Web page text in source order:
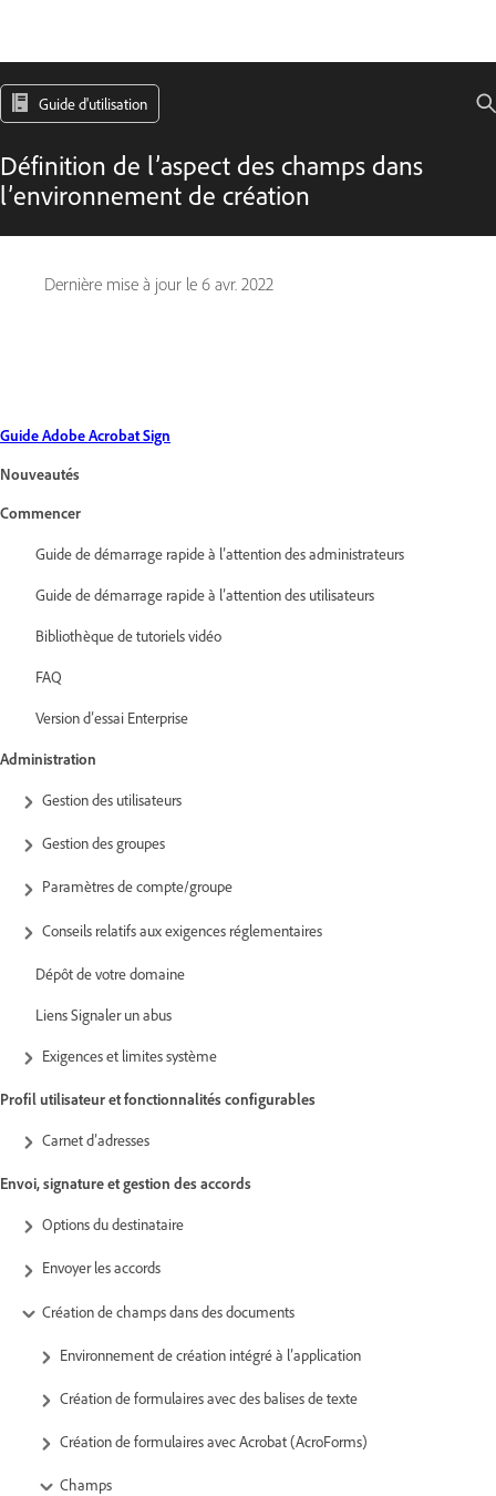
Guide d'utilisation
Définition de l’aspect des champs dans
l’environnement de création
Dernière mise à jour le 6 avr. 2022
Guide Adobe Acrobat Sign
Nouveautés
Commencer
Guide de démarrage rapide à l’attention des administrateurs
Guide de démarrage rapide à l’attention des utilisateurs
Bibliothèque de tutoriels vidéo
FAQ
Version d’essai Enterprise
Administration
Gestion des utilisateurs
Gestion des groupes
Paramètres de compte/groupe
Conseils relatifs aux exigences réglementaires
Dépôt de votre domaine
Liens Signaler un abus
Exigences et limites système
Profil utilisateur et fonctionnalités configurables
Carnet d’adresses
Envoi, signature et gestion des accords
Options du destinataire
Envoyer les accords
Création de champs dans des documents
Environnement de création intégré à l’application
Création de formulaires avec des balises de texte
Création de formulaires avec Acrobat (AcroForms)
Champs